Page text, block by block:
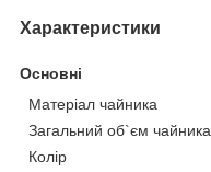
Характеристики
Основні
Матеріал чайника
Загальний об`єм чайника
Колір